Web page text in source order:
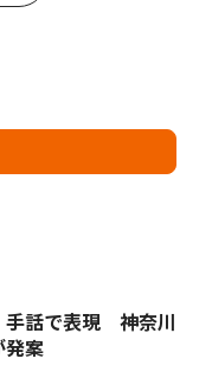
話で表現 神奈川
発案